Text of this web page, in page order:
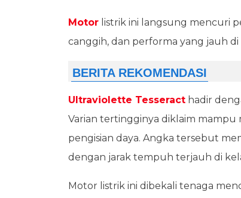
Motor listrik ini langsung mencuri
canggih, dan performa yang jauh
Ultraviolette Tesseract hadir
Varian tertingginya diklaim mampu
pengisian daya. Angka tersebut
dengan jarak tempuh terjauh di
Motor listrik ini dibekali tenaga